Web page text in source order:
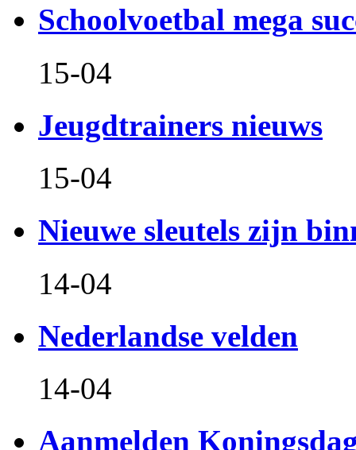
Schoolvoetbal mega
15-04
Jeugdtrainers nieuws
15-04
Nieuwe sleutels zijn
14-04
Nederlandse velden
14-04
Aanmelden